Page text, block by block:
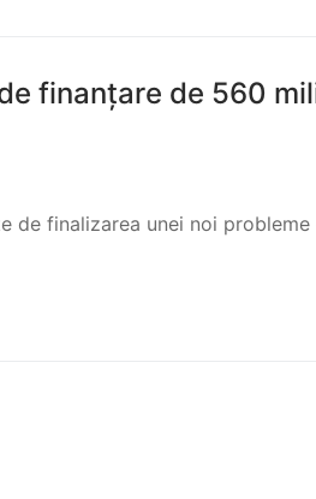
finanțare de 560
de finalizarea unei noi